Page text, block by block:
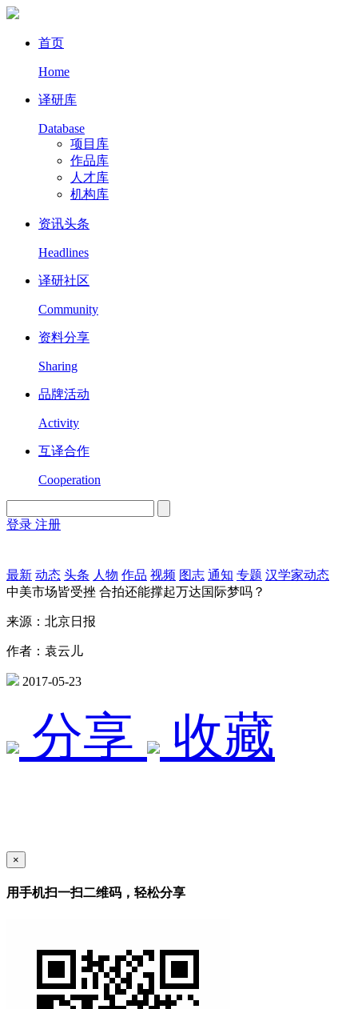
首页
Home
译研库
Database
项目库
作品库
人才库
机构库
资讯头条
Headlines
译研社区
Community
资料分享
Sharing
品牌活动
Activity
互译合作
Cooperation
登录 注册
最新 动态 头条 人物 作品 视频 图志 通知 专题 汉学家动态
中美市场皆受挫 合拍还能撑起万达国际梦吗？
来源：北京日报
作者：袁云儿
2017-05-23
分享 收藏
×
用手机扫一扫二维码，轻松分享